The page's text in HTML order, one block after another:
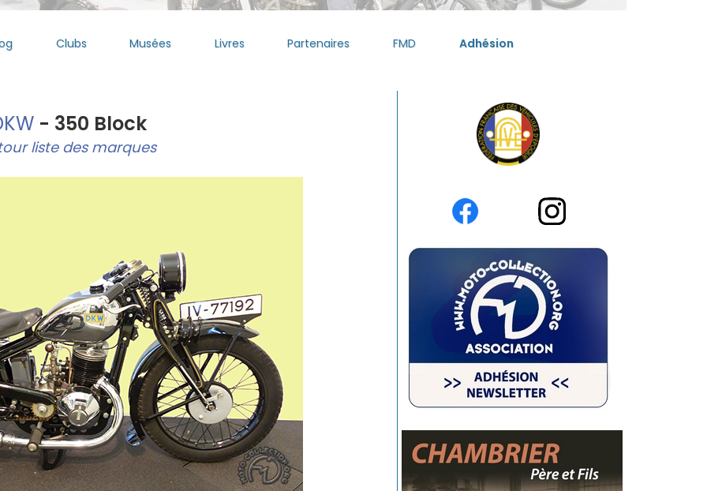
Clubs Musées Livres Partenaires FMD Adhésion
- 350 Block
liste des marques